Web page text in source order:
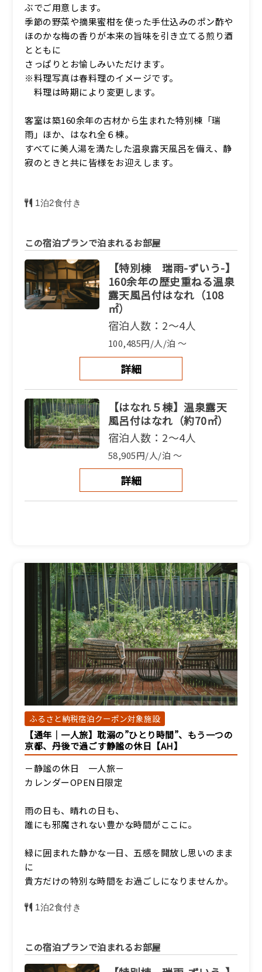
ぶでご用意します。
季節の野菜や摘果蜜柑を使った手仕込みのポン酢や
ほのかな梅の香りが本来の旨味を引き立てる煎り酒
とともに
さっぱりとお愉しみいただけます。
※料理写真は春料理のイメージです。
料理は時期により変更します。
客室は築160余年の古材から生まれた特別棟「瑞
雨」ほか、はなれ全６棟。
すべてに美人湯を満たした温泉露天風呂を備え、静
寂のときと共に皆様をお迎えします。
1泊2食付き
この宿泊プランで泊まれるお部屋
【特別棟 瑞雨-ずいう-】
160余年の歴史重ねる温泉
露天風呂付はなれ（108
㎡）
宿泊人数：2～4人
100,485円/人/泊 ～
詳細
【はなれ５棟】温泉露天
風呂付はなれ（約70㎡）
宿泊人数：2～4人
58,905円/人/泊 ～
詳細
ふるさと納税宿泊クーポン対象施設
【通年｜一人旅】耽溺の”ひとり時間”、もう一つの
京都、丹後で過ごす静謐の休日【AH】
－静謐の休日 一人旅－
カレンダーOPEN日限定
雨の日も、晴れの日も、
誰にも邪魔されない豊かな時間がここに。
緑に囲まれた静かな一日、五感を開放し思いのまま
に
貴方だけの特別な時間をお過ごしになりませんか。
1泊2食付き
この宿泊プランで泊まれるお部屋